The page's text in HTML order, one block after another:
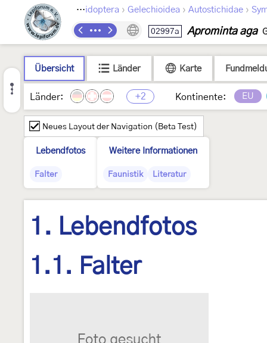
Lepidoptera › Gelechioidea › Autostichidae ›
02997a Aprominta aga
Übersicht Länder Karte
Länder: +2 Kontinente: EU
Neues Layout der Navigation (Beta Test)
Lebendfotos
Falter
Weitere Informationen
Faunistik Literatur
1. Lebendfotos
1.1. Falter